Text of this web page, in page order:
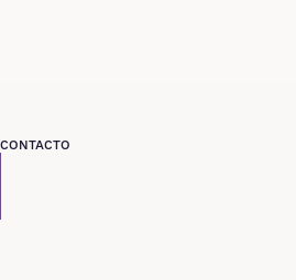
CONTACTO